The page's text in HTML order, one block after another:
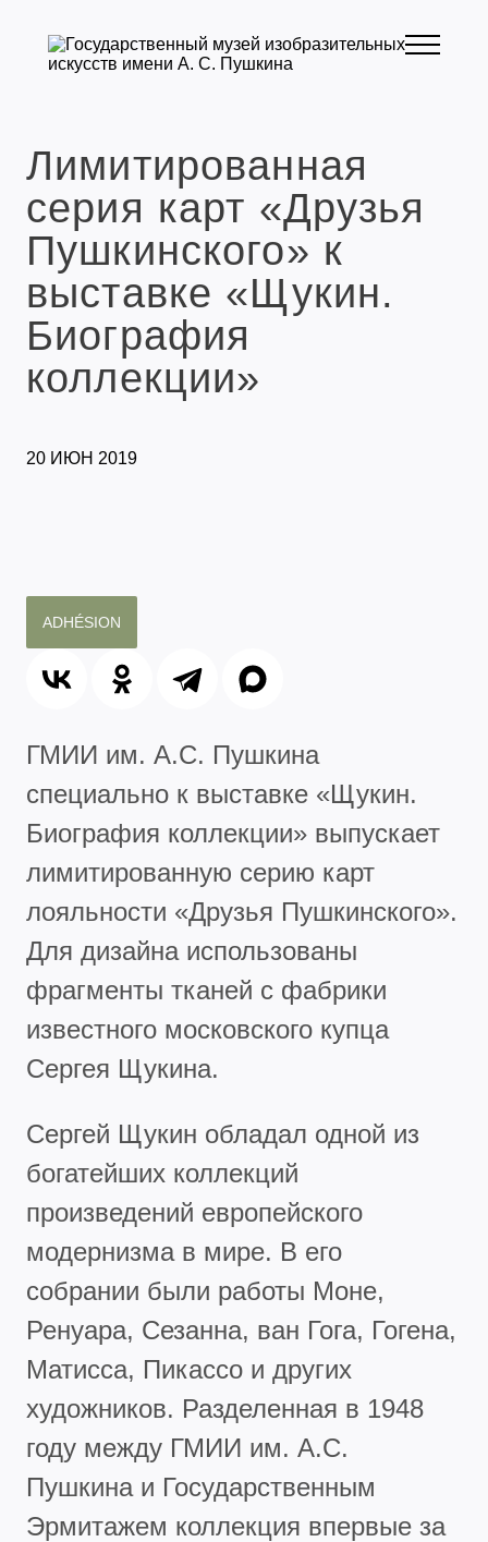
Лимитированная
серия карт «Друзья
Пушкинского» к
выставке «Щукин.
Биография
коллекции»
20 ИЮН 2019
ADHÉSION
ГМИИ им. А.С. Пушкина
специально к выставке «Щукин.
Биография коллекции» выпускает
лимитированную серию карт
лояльности «Друзья Пушкинского».
Для дизайна использованы
фрагменты тканей с фабрики
известного московского купца
Сергея Щукина.
Сергей Щукин обладал одной из
богатейших коллекций
произведений европейского
модернизма в мире. В его
собрании были работы Моне,
Ренуара, Сезанна, ван Гога, Гогена,
Матисса, Пикассо и других
художников. Разделенная в 1948
году между ГМИИ им. А.С.
Пушкина и Государственным
Эрмитажем коллекция впервые за